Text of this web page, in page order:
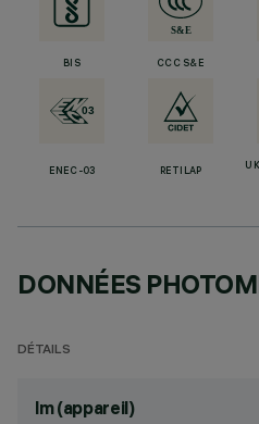
BIS CCC S&E
ENEC-03 RETILAP
DONNÉES
DÉTAILS
lm (appareil)